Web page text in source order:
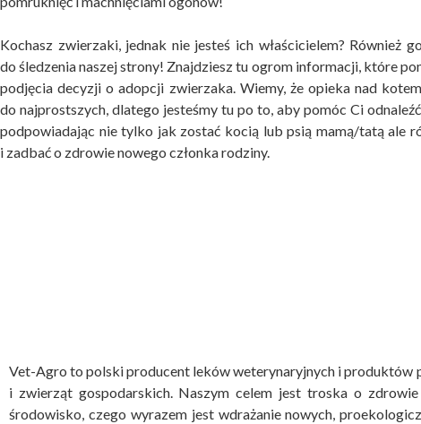
Kochasz zwierzaki, jednak nie jesteś ich właścicielem? Również
do śledzenia naszej strony! Znajdziesz tu ogrom informacji, które
podjęcia decyzji o adopcji zwierzaka. Wiemy, że opieka nad
do najprostszych, dlatego jesteśmy tu po to, aby pomóc Ci
podpowiadając nie tylko jak zostać kocią lub psią mamą/tatą ale
i zadbać o zdrowie nowego członka rodziny.
Vet-Agro to polski producent leków weterynaryjnych i produktów
i zwierząt gospodarskich. Naszym celem jest troska o
środowisko, czego wyrazem jest wdrażanie nowych,